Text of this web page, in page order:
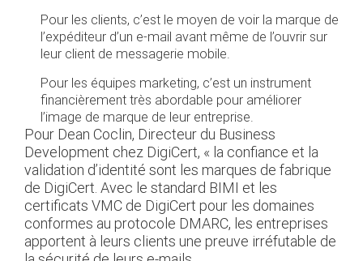
Pour les clients, c’est le moyen de voir la marque de
l’expéditeur d’un e-mail avant même de l’ouvrir sur
leur client de messagerie mobile.
Pour les équipes marketing, c’est un instrument
financièrement très abordable pour améliorer
l’image de marque de leur entreprise.
Pour Dean Coclin, Directeur du Business
Development chez DigiCert, « la confiance et la
validation d’identité sont les marques de fabrique
de DigiCert. Avec le standard BIMI et les
certificats VMC de DigiCert pour les domaines
conformes au protocole DMARC, les entreprises
apportent à leurs clients une preuve irréfutable de